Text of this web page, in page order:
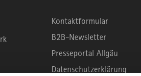
Kontaktformular
B2B-Newsletter
Presseportal Allgäu
Datenschutzerklärung